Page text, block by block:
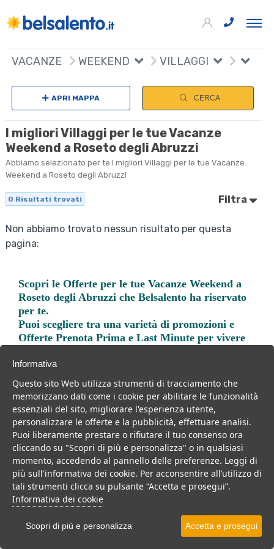
VACANZE WEEKEND VILLAGGI
APRI MAPPA CERCA
I migliori Villaggi per le tue Vacanze
Weekend a Roseto degli Abruzzi
Abbiamo selezionato per te I migliori Villaggi per le tue Vacanze
Weekend a Roseto degli Abruzzi
0 Risultati trovati Filtra
Non abbiamo trovato nessun risultato per questa
pagina:
Scopri leOfferte per le tue Vacanze Weekend a
Roseto degli Abruzzi che Belsalento ha riservato
per te.
Puoi scegliere tra una varietà di promozioni e
Offerte Prenota Prima e Last Minute per vivere
Trova la soluzione migliore per la tua prossima
vacanza.
Noi di belsalento.it abbiamo selezionato per te le migliori mete, i
migliori servizi, le migliori offerte per il tuo prossimo viaggio.
Informativa
Questo sito Web utilizza strumenti di tracciamento che
memorizzano dati come i cookie per abilitare le funzionalità
essenziali del sito, migliorare l'esperienza utente,
personalizzare le offerte e la pubblicità, effettuare analisi.
Puoi liberamente prestare o rifiutare il tuo consenso ora
cliccando su "Scopri di più e personalizza" o in qualsiasi
momento, accedendo al pannello delle preferenze. Leggi di
più sull'informativa dei cookie. Per acconsentire all’utilizzo di
tali strumenti clicca su pulsante “Accetta e prosegui”.
Informativa dei cookie
Scopri di più e personalizza Accetta e prosegui